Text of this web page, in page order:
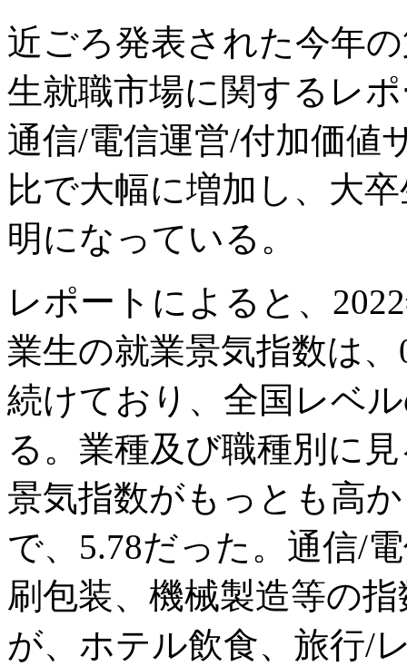
近ごろ発表された今年
生就職市場に関するレ
通信/電信運営/付加価値
比で大幅に増加し、大
明になっている。
レポートによると、
業生の就業景気指数は
続けており、全国レベ
る。業種及び職種別に
景気指数がもっとも高
で、5.78だった。通信/
刷包装、機械製造等の
が、ホテル飲食、旅行/